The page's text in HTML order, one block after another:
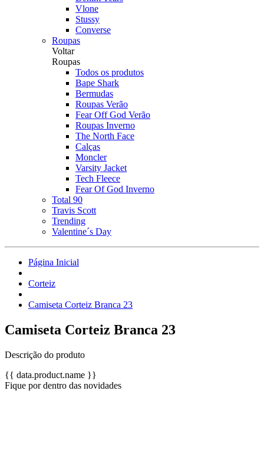
Vlone
Stussy
Converse
Roupas
Voltar
Roupas
Todos os produtos
Bape Shark
Bermudas
Roupas Verão
Fear Off God Verão
Roupas Inverno
The North Face
Calças
Moncler
Varsity Jacket
Tech Fleece
Fear Of God Inverno
Total 90
Travis Scott
Trending
Valentine´s Day
Página Inicial
Corteiz
Camiseta Corteiz Branca 23
Camiseta Corteiz Branca 23
Descrição do produto
{{ data.product.name }}
Fique por dentro das novidades